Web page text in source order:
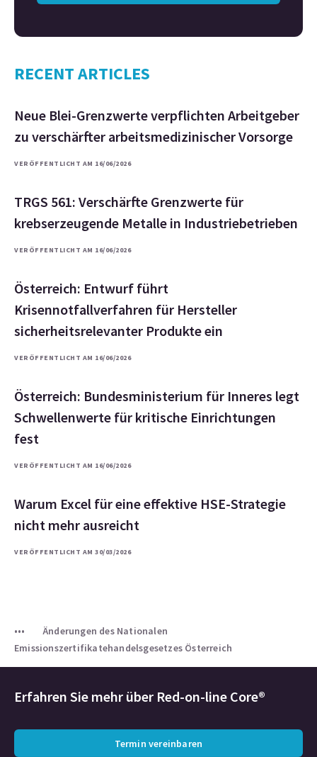
RECENT ARTICLES
Neue Blei-Grenzwerte verpflichten Arbeitgeber
zu verschärfter arbeitsmedizinischer Vorsorge
VERÖFFENTLICHT AM 16/06/2026
TRGS 561: Verschärfte Grenzwerte für
krebserzeugende Metalle in Industriebetrieben
VERÖFFENTLICHT AM 16/06/2026
Österreich: Entwurf führt
Krisennotfallverfahren für Hersteller
sicherheitsrelevanter Produkte ein
VERÖFFENTLICHT AM 16/06/2026
Österreich: Bundesministerium für Inneres legt
Schwellenwerte für kritische Einrichtungen
fest
VERÖFFENTLICHT AM 16/06/2026
Warum Excel für eine effektive HSE-Strategie
nicht mehr ausreicht
VERÖFFENTLICHT AM 30/03/2026
Änderungen des Nationalen
Emissionszertifikatehandelsgesetzes Österreich
Erfahren Sie mehr über Red-on-line Core®
Termin vereinbaren